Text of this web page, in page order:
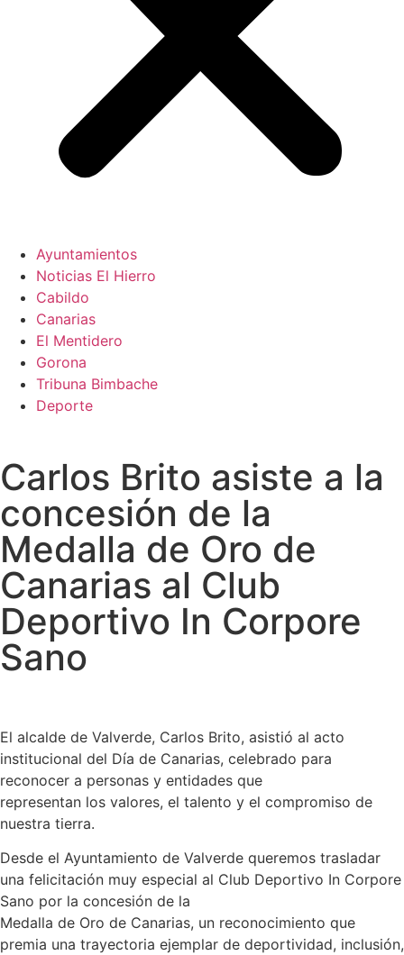
Ayuntamientos
Noticias El Hierro
Cabildo
Canarias
El Mentidero
Gorona
Tribuna Bimbache
Deporte
Carlos Brito asiste a la
concesión de la
Medalla de Oro de
Canarias al Club
Deportivo In Corpore
Sano
El alcalde de Valverde, Carlos Brito, asistió al acto
institucional del Día de Canarias, celebrado para
reconocer a personas y entidades que
representan los valores, el talento y el compromiso de
nuestra tierra.
Desde el Ayuntamiento de Valverde queremos trasladar
una felicitación muy especial al Club Deportivo In Corpore
Sano por la concesión de la
Medalla de Oro de Canarias, un reconocimiento que
premia una trayectoria ejemplar de deportividad, inclusión,